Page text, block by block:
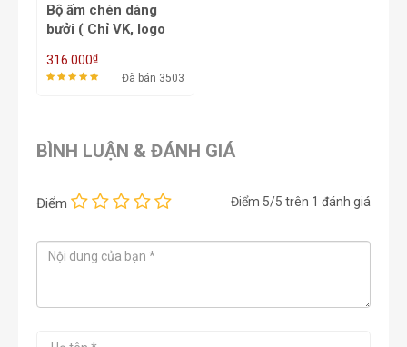
Bộ ấm chén dáng
bưởi ( Chỉ VK, logo
550/650ml
316.000₫
Đã bán 3503
BÌNH LUẬN & ĐÁNH GIÁ
Điểm Điểm 5/5 trên 1 đánh giá